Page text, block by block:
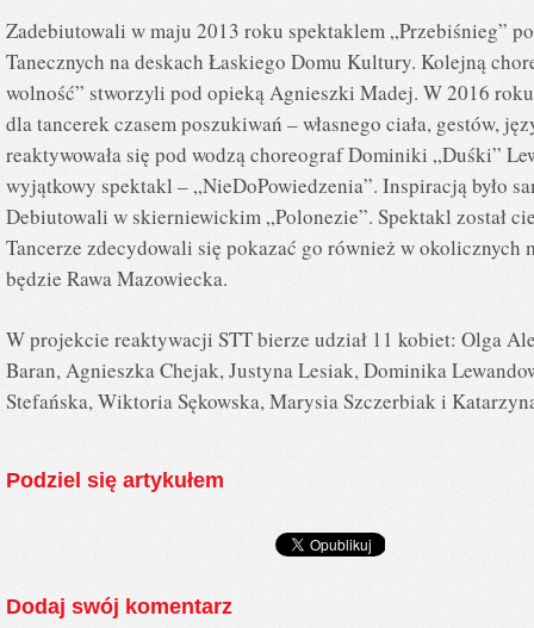
Zadebiutowali w maju 2013 roku spektaklem „Przebiśnieg”
Tanecznych na deskach Łaskiego Domu Kultury. Kolejną
wolność” stworzyli pod opieką Agnieszki Madej. W 2016
dla tancerek czasem poszukiwań – własnego ciała, gestów,
reaktywowała się pod wodzą choreograf Dominiki „Duśki”
wyjątkowy spektakl – „NieDoPowiedzenia”. Inspiracją było
Debiutowali w skierniewickim „Polonezie”. Spektakl został
Tancerze zdecydowali się pokazać go również w okolicznych
będzie Rawa Mazowiecka.
W projekcie reaktywacji STT bierze udział 11 kobiet: Olga
Baran, Agnieszka Chejak, Justyna Lesiak, Dominika
Stefańska, Wiktoria Sękowska, Marysia Szczerbiak i
Podziel się artykułem
Dodaj swój komentarz